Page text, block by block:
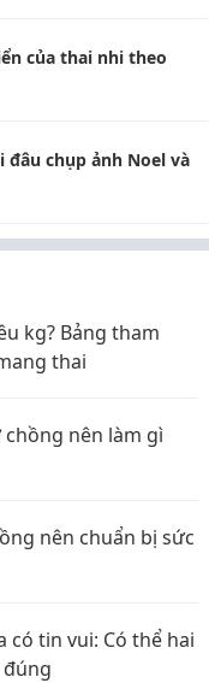
của thai nhi theo
chụp ảnh Noel và
kg? Bảng tham
thai
nên làm gì
nên chuẩn bị sức
có tin vui: Có thể hai